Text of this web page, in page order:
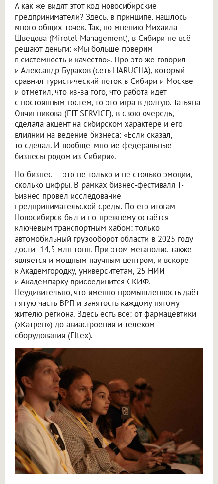
А как же видят этот код новосибирские
предприниматели? Здесь, в принципе, нашлось
много общих точек. Так, по мнению Михаила
Швецова (Mirotel Management), в Сибири не всё
решают деньги: «Мы больше поверим
в системность и качество». Про это же говорил
и Александр Бураков (сеть HARUCHA), который
сравнил туристический поток в Сибири и Москве
и отметил, что из-за того, что работа идёт
с постоянным гостем, то это игра в долгую. Татьяна
Овчинникова (FIT SERVICE), в свою очередь,
сделала акцент на сибирском характере и его
влиянии на ведение бизнеса: «Если сказал,
то сделал. И вообще, многие федеральные
бизнесы родом из Сибири».
Но бизнес — это не только и не столько эмоции,
сколько цифры. В рамках бизнес-фестиваля Т-
Бизнес провёл исследование
предпринимательской среды. По его итогам
Новосибирск был и по-прежнему остаётся
ключевым транспортным хабом: только
автомобильный грузооборот области в 2025 году
достиг 14,5 млн тонн. При этом мегаполис также
является и мощным научным центром, и вскоре
к Академгородку, университетам, 25 НИИ
и Академпарку присоединится СКИФ.
Неудивительно, что именно промышленность даёт
пятую часть ВРП и занятость каждому пятому
жителю региона. Здесь есть всё: от фармацевтики
(«Катрен») до авиастроения и телеком-
оборудования (Eltex).